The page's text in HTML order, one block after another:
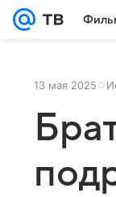
13 мая 2025